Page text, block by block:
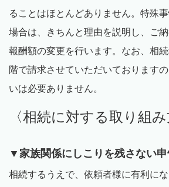
ることはほとんどありません。特殊
場合は、きちんと理由を説明し、ご
報酬額の変更を行います。なお、相
階で請求させていただいております
いは必要ありません。
〈相続に対する取り組み
▼家族関係にしこりを残さない申
相続するうえで、依頼者様に有利に